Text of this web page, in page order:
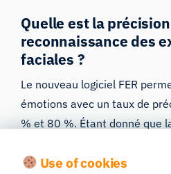
Quelle est la
reconnaissance des
faciales ?
Le nouveau logiciel FER
émotions avec un taux de
% et 80 %. Étant donné que
s’agit là d’une avancée
Use of cookies